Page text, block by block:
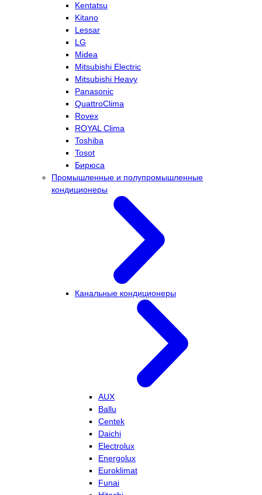
Kentatsu
Kitano
Lessar
LG
Midea
Mitsubishi Electric
Mitsubishi Heavy
Panasonic
QuattroClima
Rovex
ROYAL Clima
Toshiba
Tosot
Бирюса
Промышленные и полупромышленные
кондиционеры
Канальные кондиционеры
AUX
Ballu
Centek
Daichi
Electrolux
Energolux
Euroklimat
Funai